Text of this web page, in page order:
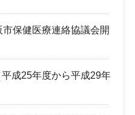
保健医療連絡協議会開
成25年度から平成29年